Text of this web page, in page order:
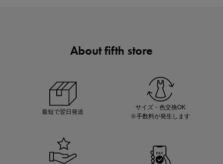
About fifth store
最短で翌日発送
サイズ・色交換OK
※手数料が発生します